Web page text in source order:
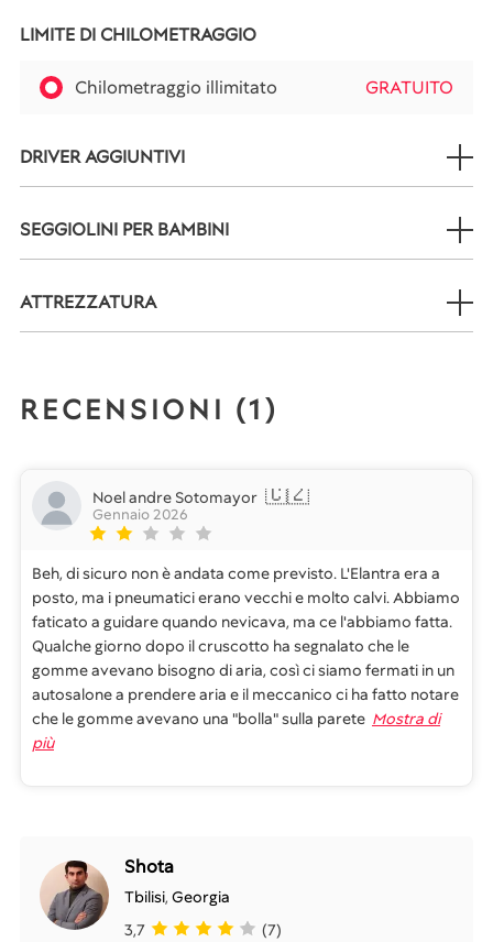
LIMITE DI CHILOMETRAGGIO
Chilometraggio illimitato GRATUITO
DRIVER AGGIUNTIVI
SEGGIOLINI PER BAMBINI
ATTREZZATURA
RECENSIONI (1)
Noel andre Sotomayor 🇨🇿
Gennaio 2026
Beh, di sicuro non è andata come previsto. L'Elantra era a
posto, ma i pneumatici erano vecchi e molto calvi. Abbiamo
faticato a guidare quando nevicava, ma ce l'abbiamo fatta.
Qualche giorno dopo il cruscotto ha segnalato che le
gomme avevano bisogno di aria, così ci siamo fermati in un
autosalone a prendere aria e il meccanico ci ha fatto notare
che le gomme avevano una "bolla" sulla parete Mostra di
più
Shota
Tbilisi, Georgia
3,7
(7)